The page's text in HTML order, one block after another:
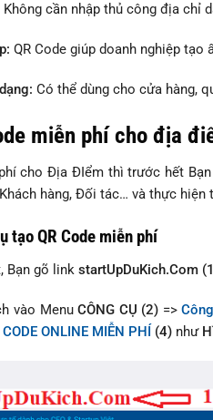
Không cần nhập thủ công địa chỉ
QR Code giúp doanh nghiệp
Có thể dùng cho cửa hàng,
miễn phí cho địa
cho Địa ĐIểm thì trước hết Bạn
hàng, Đối tác… và thực hiện
tạo QR Code miễn phí
gõ link startUpDuKich.Com
vào MenuCÔNG CỤ (2) =>
ONLINE MIỄN PHÍ (4) như